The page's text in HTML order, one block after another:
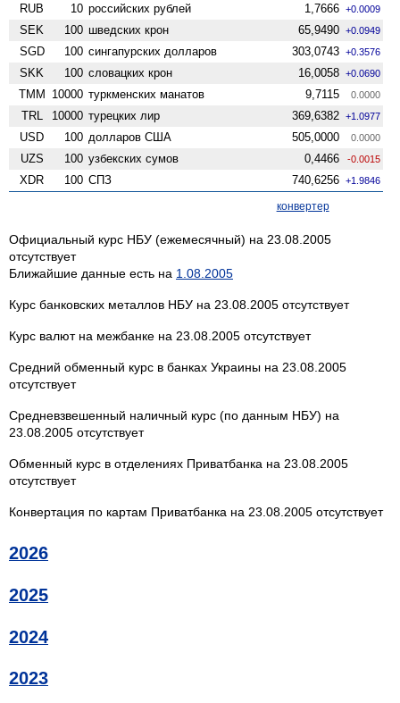
RUB 10 российских рублей 1,7666 +0.0009
SEK 100 шведских крон 65,9490 +0.0949
SGD 100 сингапурских долларов 303,0743 +0.3576
SKK 100 словацких крон 16,0058 +0.0690
TMM 10000 туркменских манатов 9,7115 0.0000
TRL 10000 турецких лир 369,6382 +1.0977
USD 100 долларов США 505,0000 0.0000
UZS 100 узбекских сумов 0,4466 -0.0015
XDR 100 СПЗ 740,6256 +1.9846
конвертер
Официальный курс НБУ (ежемесячный) на 23.08.2005
отсутствует
Ближайшие данные есть на 1.08.2005
Курс банковских металлов НБУ на 23.08.2005 отсутствует
Курс валют на межбанке на 23.08.2005 отсутствует
Средний обменный курс в банках Украины на 23.08.2005
отсутствует
Средневзвешенный наличный курс (по данным НБУ) на
23.08.2005 отсутствует
Обменный курс в отделениях Приватбанка на 23.08.2005
отсутствует
Конвертация по картам Приватбанка на 23.08.2005 отсутствует
2026
2025
2024
2023